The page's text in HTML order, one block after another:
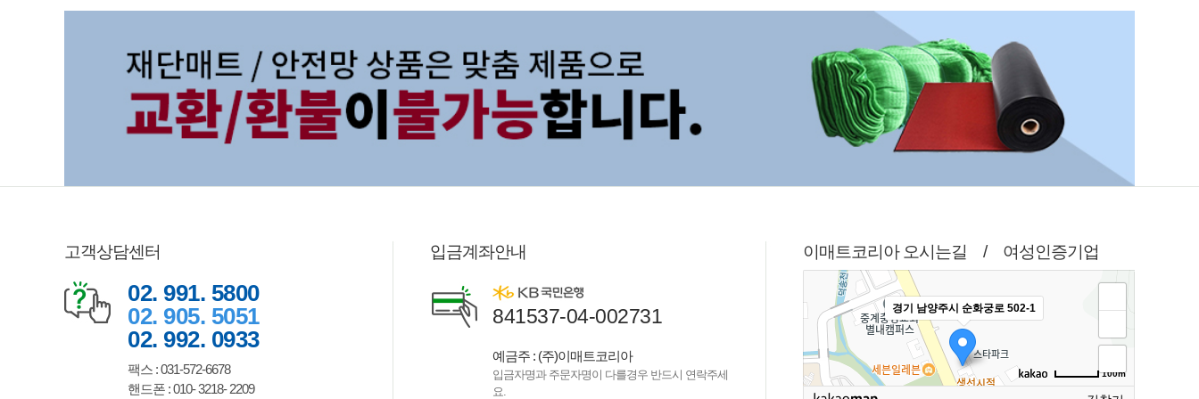
고객상담센터
02. 991. 5800
02. 905. 5051
02. 992. 0933
팩스 : 031-572-6678
핸드폰 : 010- 3218- 2209
입금계좌안내
841537-04-002731
예금주 : (주)이매트코리아
입금자명과 주문자명이 다를경우 반드시 연락주세
요.
이매트코리아 오시는길 / 여성인증기업
경기 남양주시 순화궁로 502-1
100m